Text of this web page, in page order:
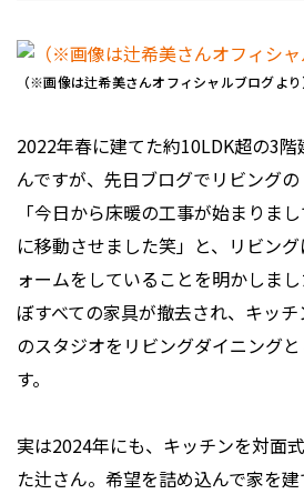
（※画像は辻希美さんオフィシャルブログより
2022年春に建てた約10LDK超の3
んですが、先日ブログでリビングの
「今日から床暖の工事が始まりま
に移動させました笑」と、リビン
ォームをしていることを明かしま
ぼすべての家具が撤去され、キッ
のスタジオをリビングダイニング
す。
実は2024年にも、キッチンを対面
た辻さん。希望を詰め込んで家を